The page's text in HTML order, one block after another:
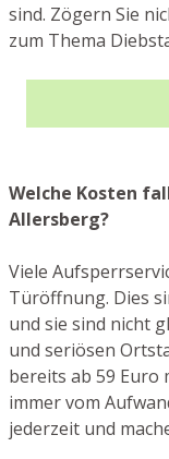
sind. Zögern Sie
zum Thema
Welche Kosten
Allersberg?
Viele
Türöffnung. Dies
und sie sind nicht
und seriösen
bereits ab 59 Euro
immer vom
jederzeit und